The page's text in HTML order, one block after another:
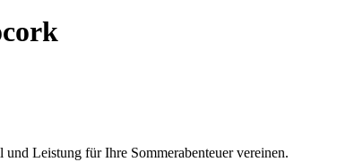
Leistung für Ihre Sommerabenteuer vereinen.